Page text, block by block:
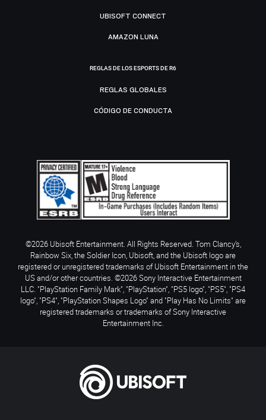
UBISOFT CONNECT
AMAZON LUNA
REGLAS DE LOS ESPORTS DE R6
REGLAS GLOBALES
CÓDIGO DE CONDUCTA
©2026 Ubisoft Entertainment. All Rights Reserved. Tom Clancy’s,
Rainbow Six, the Soldier Icon, Ubisoft, and the Ubisoft logo are
registered or unregistered trademarks of Ubisoft Entertainment in the
US and/or other countries. ©2026 Sony Interactive Entertainment
LLC. "PlayStation Family Mark", "PlayStation", "PS5 logo", "PS5", "PS4
logo", "PS4", "PlayStation Shapes Logo" and "Play Has No Limits" are
registered trademarks or trademarks of Sony Interactive
Entertainment Inc.